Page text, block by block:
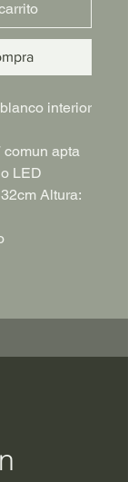
interior
comun apta
LED
Altura: